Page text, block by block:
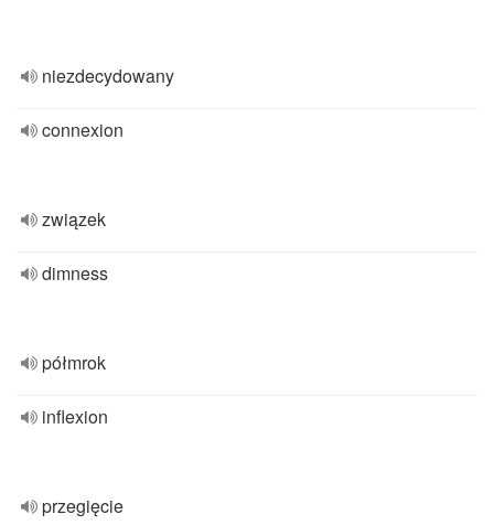
niezdecydowany
connexion
związek
dimness
półmrok
inflexion
przegięcie